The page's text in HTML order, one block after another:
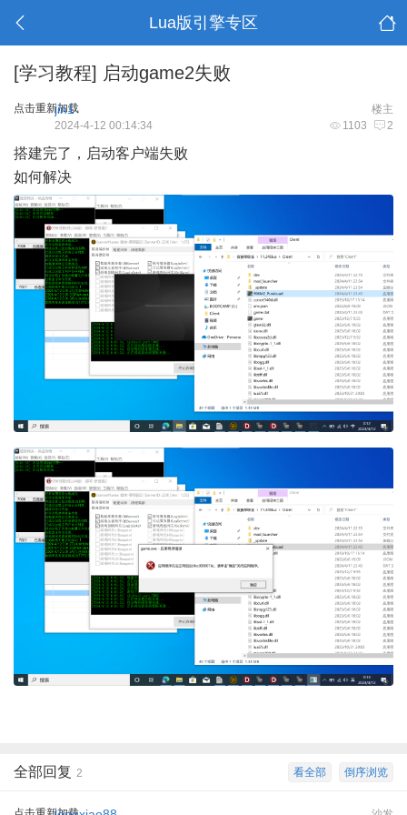
Lua版引擎专区
[学习教程] 启动game2失败
点击重新加载 楼主
jin1
1103 2
2024-4-12 00:14:34
搭建完了，启动客户端失败
如何解决
倒序浏览
看全部
全部回复 2